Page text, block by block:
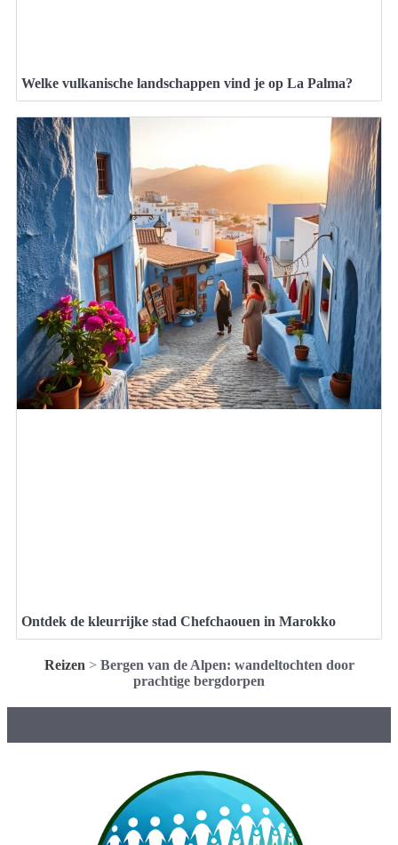
Welke vulkanische landschappen vind je op La Palma?
Ontdek de kleurrijke stad Chefchaouen in Marokko
Reizen > Bergen van de Alpen: wandeltochten door
prachtige bergdorpen